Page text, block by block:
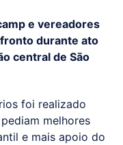
e vereadores
durante ato
central de São
foi realizado
melhores
e mais apoio do